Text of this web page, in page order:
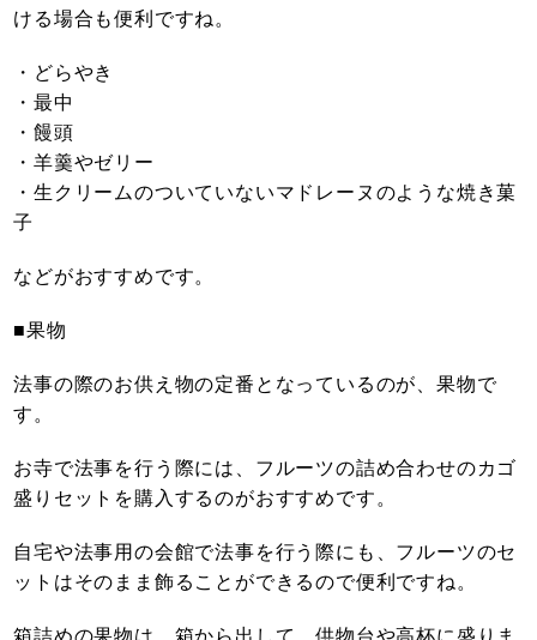
ける場合も便利ですね。
・どらやき
・最中
・饅頭
・羊羹やゼリー
・生クリームのついていないマドレーヌのような焼き菓
子
などがおすすめです。
■果物
法事の際のお供え物の定番となっているのが、果物で
す。
お寺で法事を行う際には、フルーツの詰め合わせのカゴ
盛りセットを購入するのがおすすめです。
自宅や法事用の会館で法事を行う際にも、フルーツのセ
ットはそのまま飾ることができるので便利ですね。
箱詰めの果物は、箱から出して、供物台や高杯に盛りま